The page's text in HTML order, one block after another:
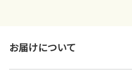
お届けについて